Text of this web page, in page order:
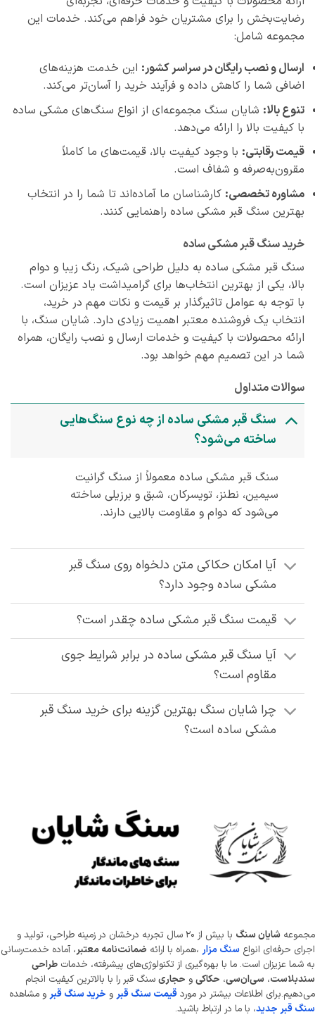
رضایت‌بخش را برای مشتریان خود فراهم می‌کند. خدمات این
مجموعه شامل:
ارسال و نصب رایگان در سراسر کشور:این خدمت هزینه‌های
اضافی شما را کاهش داده و فرآیند خرید را آسان‌تر می‌کند.
تنوع بالا:شایان سنگ مجموعه‌ای از انواع سنگ‌های مشکی ساده
با کیفیت بالا را ارائه می‌دهد.
قیمت رقابتی:با وجود کیفیت بالا، قیمت‌های ما کاملاً
مقرون‌به‌صرفه و شفاف است.
مشاوره تخصصی:کارشناسان ما آماده‌اند تا شما را در انتخاب
بهترین سنگ قبر مشکی ساده راهنمایی کنند.
خرید سنگ قبر مشکی ساده
سنگ قبر مشکی ساده به دلیل طراحی شیک، رنگ زیبا و دوام
بالا، یکی از بهترین انتخاب‌ها برای گرامیداشت یاد عزیزان است.
با توجه به عوامل تاثیرگذار بر قیمت و نکات مهم در خرید،
انتخاب یک فروشنده معتبر اهمیت زیادی دارد. شایان سنگ، با
ارائه محصولات با کیفیت و خدمات ارسال و نصب رایگان، همراه
شما در این تصمیم مهم خواهد بود.
سوالات متداول
سنگ قبر مشکی ساده از چه نوع سنگ‌هایی
ساخته می‌شود؟
سنگ قبر مشکی ساده معمولاً از سنگ گرانیت
سیمین، نطنز، تویسرکان، شبق و برزیلی ساخته
می‌شود که دوام و مقاومت بالایی دارند.
آیا امکان حکاکی متن دلخواه روی سنگ قبر
مشکی ساده وجود دارد؟
قیمت سنگ قبر مشکی ساده چقدر است؟
آیا سنگ قبر مشکی ساده در برابر شرایط جوی
مقاوم است؟
چرا شایان سنگ بهترین گزینه برای خرید سنگ قبر
مشکی ساده است؟
شایان سنگ
با بیش از ۲۰ سال تجربه درخشان در زمینه طراحی، تولید و
حرفه‌ای انواعسنگ مزار،همراه با ارائهضمانت‌نامه معتبر، آماده خدمت‌رسانی
عزیزان است. ما با بهره‌گیری از تکنولوژی‌های پیشرفته، خدماتطراحی
،سی‌ان‌سی،حکاکیوحجاریسنگ قبر را با بالاترین کیفیت انجام
اطلاعات بیشتر در موردقیمت سنگ قبرو خرید سنگ قبرو مشاهده
قبر جدید، با ما در ارتباط باشید.